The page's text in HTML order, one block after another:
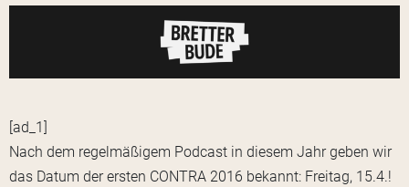
[ad_1]
Nach dem regelmäßigem Podcast in diesem Jahr geben wir
das Datum der ersten CONTRA 2016 bekannt: Freitag, 15.4.!